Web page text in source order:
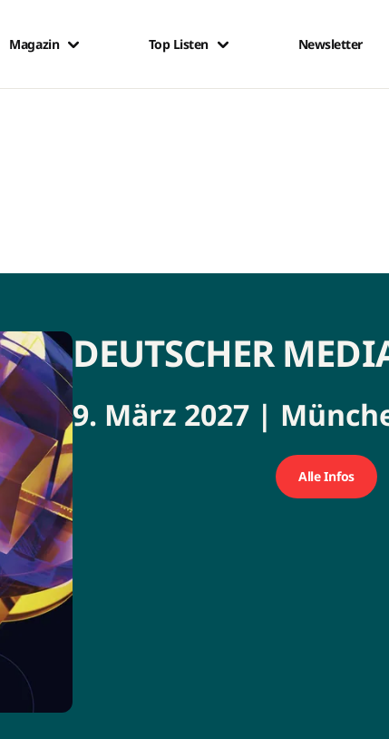
Magazin Top Listen Newsletter
DEUTSCHER
9. März 2027 |
Alle Infos